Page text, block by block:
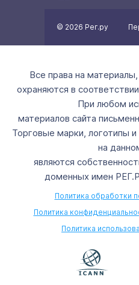
© 2026 Рег.ру
Все права на
охраняются в
При любом
материалов сайта
Торговые марки, логотипы
на
являются
доменных имен
Политика обработки
Политика
Политика